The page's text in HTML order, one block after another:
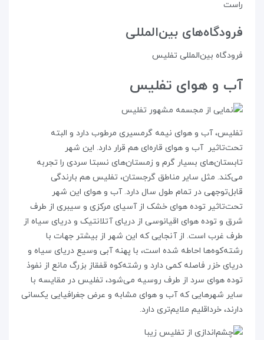
راست
فرودگاه‌های بین‌المللی
فرودگاه بین‌المللی تفلیس
آب‌ و‌ هوای تفلیس
تفلیس، آب و هوای نیمه گرمسیری مرطوب دارد و البته
تحت‌تاثیر آب و هوای قاره‌ای هم قرار دارد. این شهر
تابستان‌های بسیار گرم و زمستان‌های نسبتا سردی را تجربه
می‌کند. مثل سایر مناطق گرجستان، تفلیس هم بارندگی
قابل‌توجهی در تمام طول سال دارد. آب و هوای این شهر
تحت‌تاثیر توده هوای خشک از آسیای مرکزی و سیبری از طرف
شرق و توده هوای اقیانوسی از دریای آتلانتیک و دریای سیاه از
طرف غرب است. از آنجایی که این شهر از بیشتر جهات با
رشته‌کوه‌ها احاطه شده است، با پهنه‌ آبی وسیع دریای سیاه و
دریای خزر فاصله‌ کمی دارد و رشته‌کوه قفقاز بزرگ مانع از نفوذ
توده هوای سرد از طرف روسیه می‌شود، تفلیس در مقایسه با
سایر شهرهایی که آب و هوای مشابه و عرض جغرافیایی یکسانی
دارند، خرداقلیم ملایم‌تری دارد.